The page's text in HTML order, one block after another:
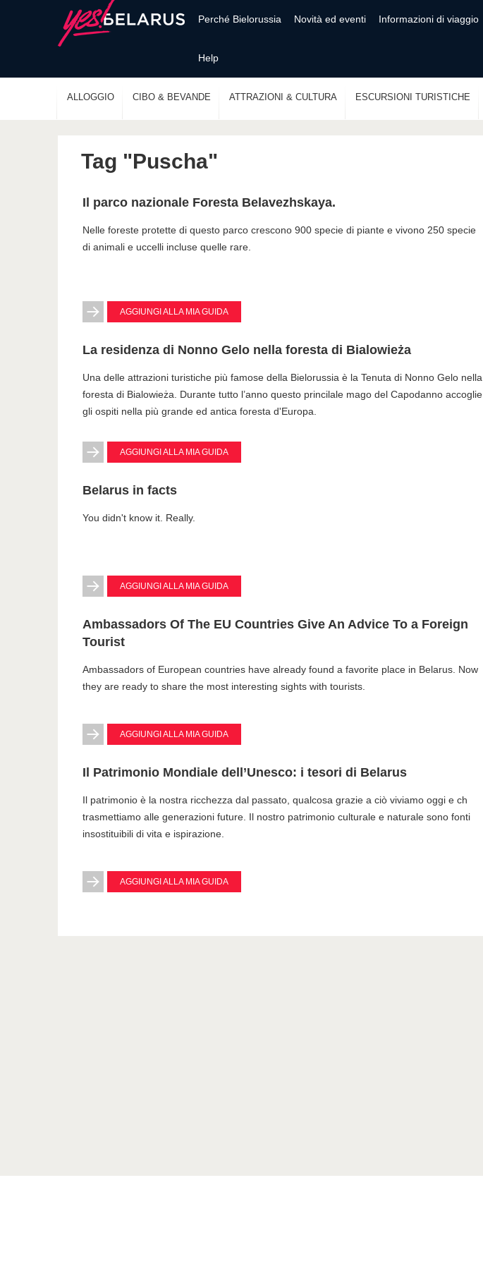
Perché Bielorussia Novità ed eventi Informazioni di viaggio
Help
ALLOGGIO CIBO & BEVANDE ATTRAZIONI & CULTURA ESCURSIONI TURISTICHE
Tag "Puscha"
Il parco nazionale Foresta Belavezhskaya.
Nelle foreste protette di questo parco crescono 900 specie di piante e vivono 250 specie
di animali e uccelli incluse quelle rare.
AGGIUNGI ALLA MIA GUIDA
La residenza di Nonno Gelo nella foresta di Bialowieża
Una delle attrazioni turistiche più famose della Bielorussia è la Tenuta di Nonno Gelo nella
foresta di Bialowieża. Durante tutto l’anno questo princilale mago del Capodanno accoglie
gli ospiti nella più grande ed antica foresta d'Europa.
AGGIUNGI ALLA MIA GUIDA
Belarus in facts
You didn't know it. Really.
AGGIUNGI ALLA MIA GUIDA
Ambassadors Of The EU Countries Give An Advice To a Foreign
Tourist
Ambassadors of European countries have already found a favorite place in Belarus. Now
they are ready to share the most interesting sights with tourists.
AGGIUNGI ALLA MIA GUIDA
Il Patrimonio Mondiale dell’Unesco: i tesori di Belarus
Il patrimonio è la nostra ricchezza dal passato, qualcosa grazie a ciò viviamo oggi e ch
trasmettiamo alle generazioni future. Il nostro patrimonio culturale e naturale sono fonti
insostituibili di vita e ispirazione.
AGGIUNGI ALLA MIA GUIDA